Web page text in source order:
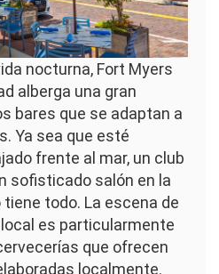
nocturna, Fort Myers
alberga una gran
bares que se adaptan a
Ya sea que esté
frente al mar, un club
sofisticado salón en la
todo. La escena de
es particularmente
que ofrecen
localmente.